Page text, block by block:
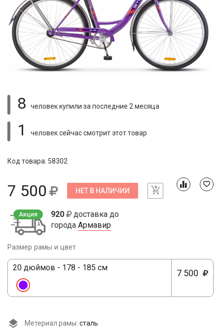
8 человек купили за последние 2 месяца
1 человек сейчас смотритэтот товар
Код товара: 58302
7 500 НЕТ В НАЛИЧИИ
Акция 920
доставка до
города Армавир
Размер рамы и цвет
20 дюймов - 178 - 185 см
7 500
Метериал рамы: сталь